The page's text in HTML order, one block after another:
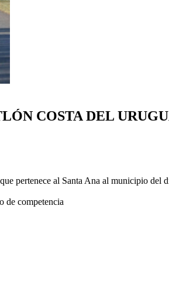
COSTA DEL
pertenece al Santa Ana al municipio del
de competencia